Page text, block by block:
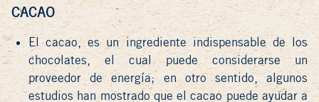
CACAO
El cacao, es un ingrediente indispensable de los
chocolates, el cual puede considerarse un
proveedor de energía; en otro sentido, algunos
estudios han mostrado que el cacao puede ayudar a